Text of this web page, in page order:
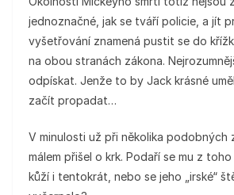
jednoznačné, jak se tváří policie, a jít
vyšetřování znamená pustit se do
na obou stranách zákona.
odpískat. Jenže to by Jack krásné
začít propadat…
V minulosti už při několika podobných
málem přišel o krk. Podaří se mu z
kůží i tentokrát, nebo se jeho „irské“